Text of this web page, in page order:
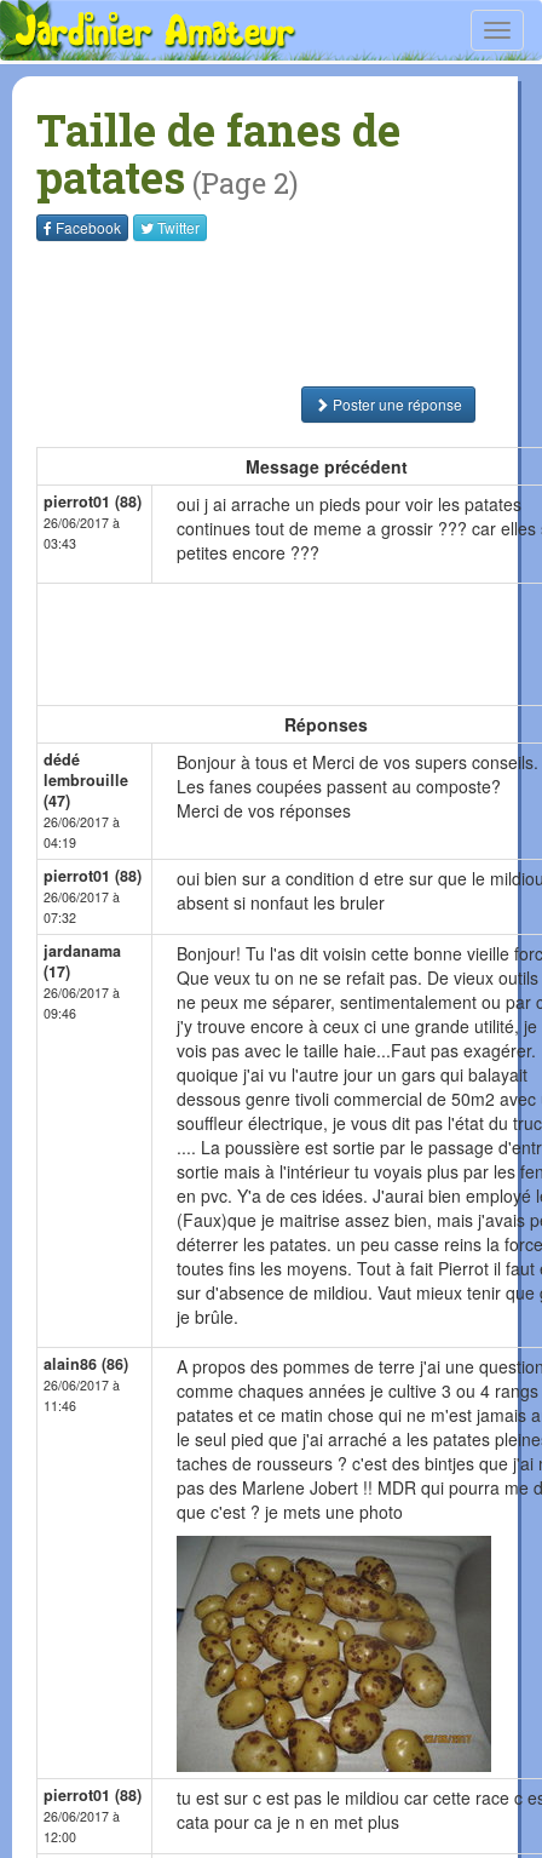
Taille de fanes de
patates (Page 2)
Facebook Twitter
Poster une réponse
Message précédent
pierrot01 (88)
26/06/2017 à
03:43
oui j ai arrache un pieds pour voir les patates
continues tout de meme a grossir ??? car elles
petites encore ???
Réponses
dédé
lembrouille
(47)
26/06/2017 à
04:19
Bonjour à tous et Merci de vos supers conseils.
Les fanes coupées passent au composte?
Merci de vos réponses
pierrot01 (88)
26/06/2017 à
07:32
oui bien sur a condition d etre sur que le
absent si nonfaut les bruler
jardanama
(17)
26/06/2017 à
09:46
Bonjour! Tu l'as dit voisin cette bonne vieille
Que veux tu on ne se refait pas. De vieux
ne peux me séparer, sentimentalement ou par
j'y trouve encore à ceux ci une grande utilité,
vois pas avec le taille haie...Faut pas exagérer.
quoique j'ai vu l'autre jour un gars qui balayait
dessous genre tivoli commercial de 50m2 avec
souffleur électrique, je vous dit pas l'état du
.... La poussière est sortie par le passage
sortie mais à l'intérieur tu voyais plus par les
en pvc. Y'a de ces idées. J'aurai bien employé
(Faux)que je maitrise assez bien, mais j'avais
déterrer les patates. un peu casse reins la
toutes fins les moyens. Tout à fait Pierrot il faut
sur d'absence de mildiou. Vaut mieux tenir que
je brûle.
alain86 (86)
26/06/2017 à
11:46
A propos des pommes de terre j'ai une
comme chaques années je cultive 3 ou 4
patates et ce matin chose qui ne m'est jamais
le seul pied que j'ai arraché a les patates
taches de rousseurs ? c'est des bintjes que j'ai
pas des Marlene Jobert !! MDR qui pourra me
que c'est ? je mets une photo
pierrot01 (88)
26/06/2017 à
12:00
tu est sur c est pas le mildiou car cette race c
cata pour ca je n en met plus